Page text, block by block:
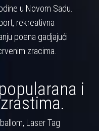
u Novom Sadu.
rekreativna
poena gadjajući
zracima.
i
Laser Tag